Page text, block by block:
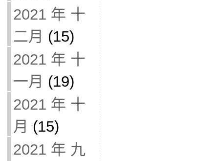
2021 年 十
二月 (15)
2021 年 十
一月 (19)
2021 年 十
月 (15)
2021 年 九